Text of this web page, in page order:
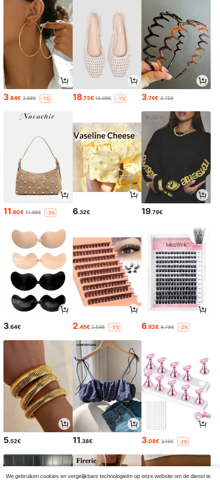
3.84€ 3.88€ -1% 18.75€ 18.99€ -1% 3.74€ 3.75€
11.60€ 11.98€ -3% 6.32€ 19.79€
3.64€ 2.45€ 2.59€ -5% 6.62€ 6.78€ -2%
5.52€ 11.38€ 3.08€ 3.16€ -2%
We gebruiken cookies en vergelijkbare technologieën op onze website om de dienst te